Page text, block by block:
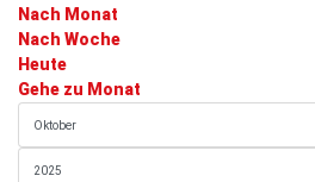
Nach Monat
Nach Woche
Heute
Gehe zu Monat